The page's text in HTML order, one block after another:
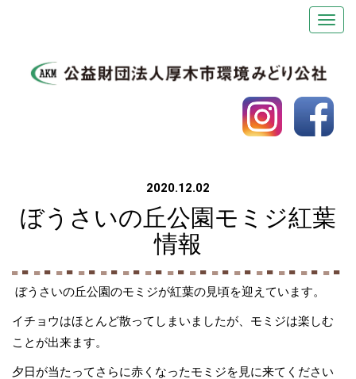
2020.12.02
ぼうさいの丘公園モミジ紅葉
情報
ぼうさいの丘公園のモミジが紅葉の見頃を迎えています。
イチョウはほとんど散ってしまいましたが、モミジは楽しむ
ことが出来ます。
夕日が当たってさらに赤くなったモミジを見に来てください